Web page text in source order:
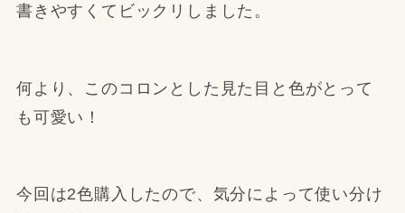
書きやすくてビックリしました。
何より、このコロンとした見た目と色がとって
も可愛い！
今回は2色購入したので、気分によって使い分け